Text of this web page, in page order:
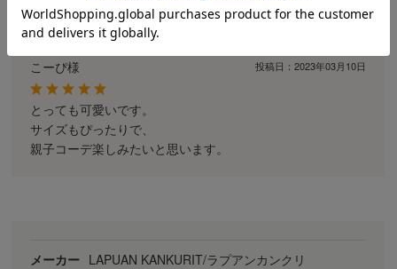
こーぴ様 投稿日：2023年03月10日
とっても可愛いです。
サイズもぴったりで、
親子コーデ楽しみたいと思います。
メーカー LAPUAN KANKURIT/ラプアンカンクリ